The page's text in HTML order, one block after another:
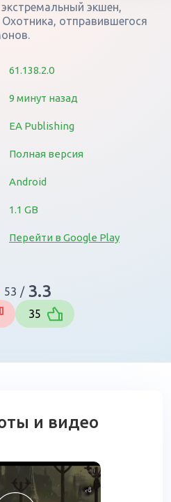
экшен,
отправившегося
61.138.2.0
9 минут назад
EA Publishing
Полная версия
Android
1.1 GB
Перейти в Google Play
53 / 3.3
35
и видео